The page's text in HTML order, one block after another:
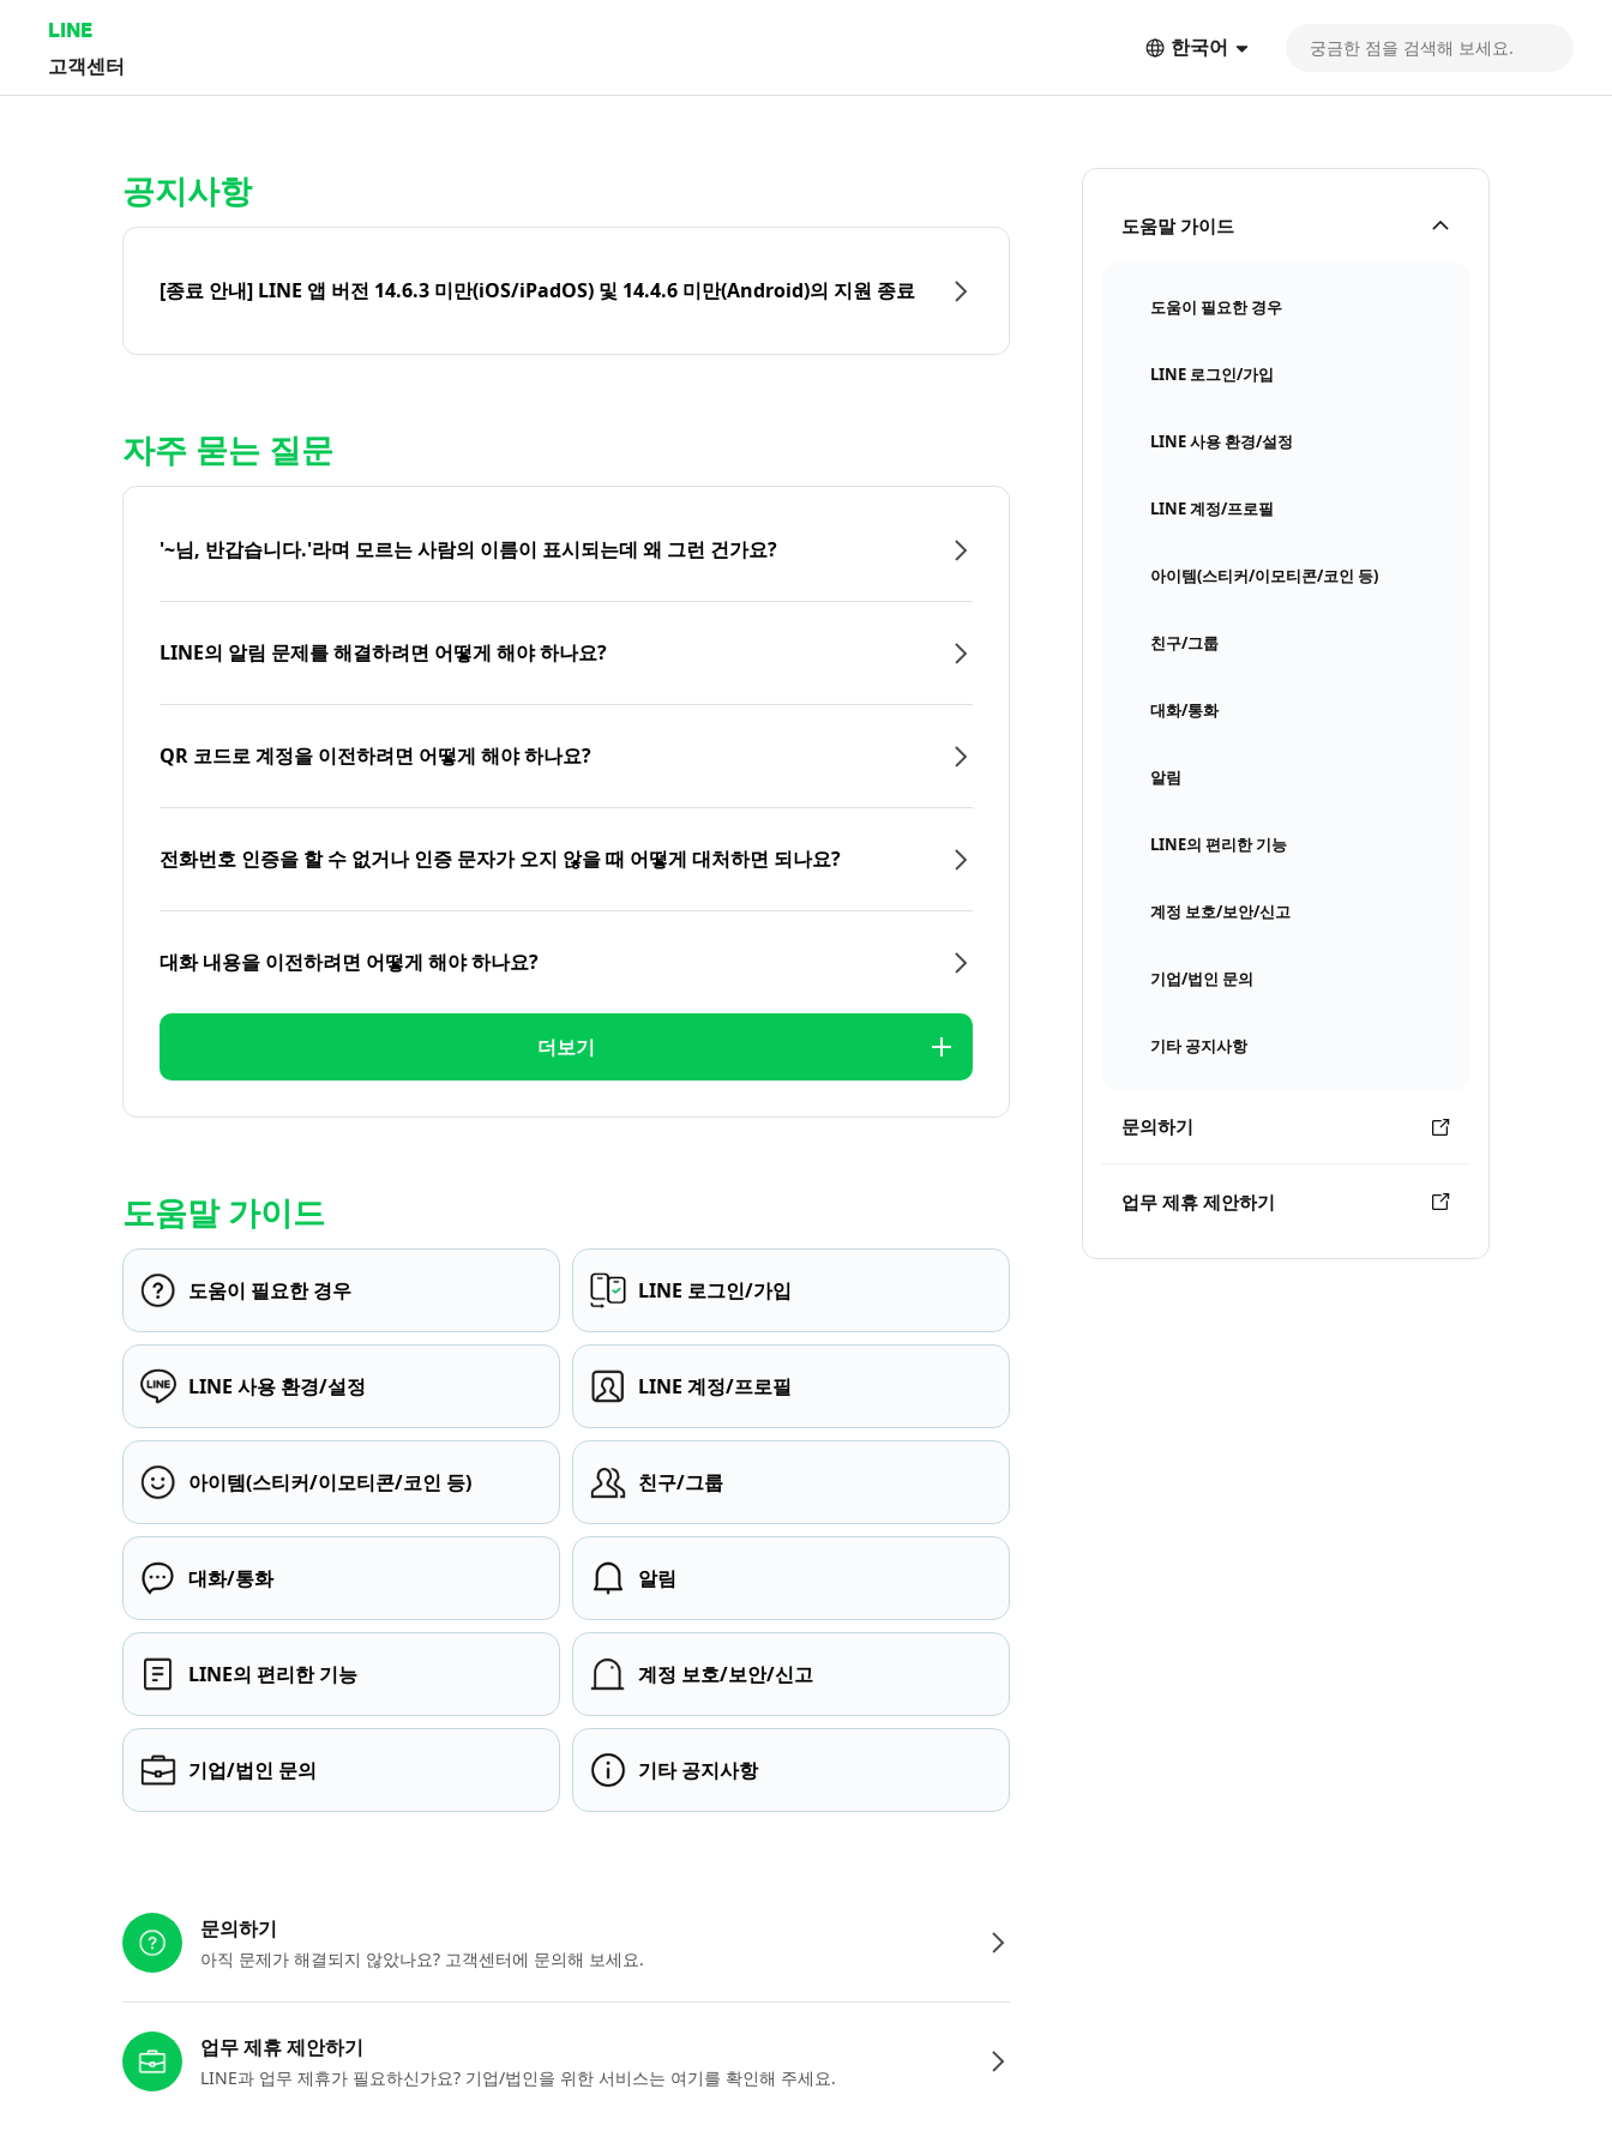
LINE
고객센터
한국어
도움말 가이드
도움이 필요한 경우
LINE 로그인/가입
LINE 사용 환경/설정
LINE 계정/프로필
아이템(스티커/이모티콘/코인 등)
친구/그룹
대화/통화
알림
LINE의 편리한 기능
계정 보호/보안/신고
기업/법인 문의
기타 공지사항
문의하기
업무 제휴 제안하기
공지사항
[종료 안내] LINE 앱 버전 14.6.3 미만(iOS/iPadOS) 및 14.4.6 미만(Android)의 지원 종료
자주 묻는 질문
'~님, 반갑습니다.'라며 모르는 사람의 이름이 표시되는데 왜 그런 건가요?
LINE의 알림 문제를 해결하려면 어떻게 해야 하나요?
QR 코드로 계정을 이전하려면 어떻게 해야 하나요?
전화번호 인증을 할 수 없거나 인증 문자가 오지 않을 때 어떻게 대처하면 되나요?
대화 내용을 이전하려면 어떻게 해야 하나요?
더보기
도움말 가이드
도움이 필요한 경우 LINE 로그인/가입
LINE 사용 환경/설정 LINE 계정/프로필
아이템(스티커/이모티콘/코인 등) 친구/그룹
대화/통화 알림
LINE의 편리한 기능 계정 보호/보안/신고
기업/법인 문의 기타 공지사항
문의하기
아직 문제가 해결되지 않았나요? 고객센터에 문의해 보세요.
업무 제휴 제안하기
LINE과 업무 제휴가 필요하신가요? 기업/법인을 위한 서비스는 여기를 확인해 주세요.